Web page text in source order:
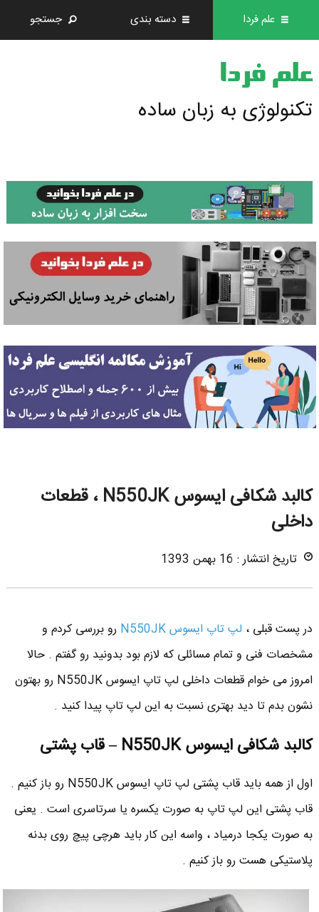
علم فردا دسته بندی جستجو
علم فردا
تکنولوژی به زبان ساده
کالبد شکافی ایسوس N550JK ، قطعات
داخلی
تاریخ انتشار : 16 بهمن 1393
در پست قبلی ، لپ تاپ ایسوس N550JK
رو بررسی کردم و
مشخصات فنی و تمام مسائلی که لازم بود بدونید رو گفتم . حالا
امروز می خوام قطعات داخلی لپ تاپ ایسوس N550JK رو بهتون
نشون بدم تا دید بهتری نسبت به این لپ تاپ پیدا کنید .
کالبد شکافی ایسوس N550JK – قاب پشتی
اول از همه باید قاب پشتی لپ تاپ ایسوس N550JK رو باز کنیم .
قاب پشتی این لپ تاپ به صورت یکسره یا سرتاسری است . یعنی
به صورت یکجا درمیاد ، واسه این کار باید هرچی پیچ روی بدنه
پلاستیکی هست رو باز کنیم .